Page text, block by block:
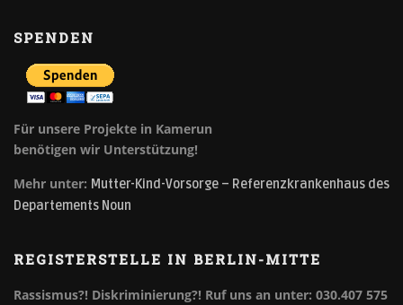
SPENDEN
Für unsere Projekte in Kamerun
benötigen wir Unterstützung!
Mehr unter: Mutter-Kind-Vorsorge – Referenzkrankenhaus des
Departements Noun
REGISTERSTELLE IN BERLIN-MITTE
Rassismus?! Diskriminierung?! Ruf uns an unter: 030.407 575